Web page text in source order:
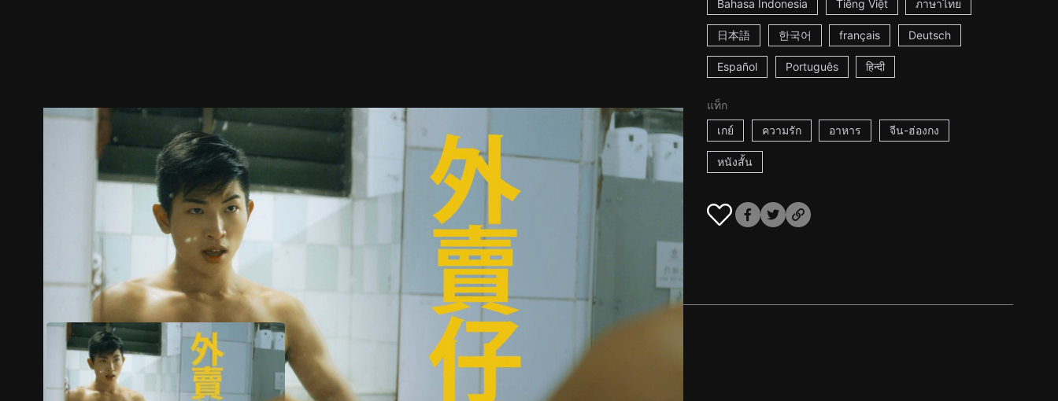
Bahasa Indonesia Tiếng Việt ภาษาไทย
日本語 한국어 français Deutsch
Español Português हिन्दी
แท็ก
เกย์
ความรัก อาหาร จีน-ฮ่องกง
หนังสั้น
ตัวอย่าง ภาพนิ่ง เนื้อหาที่แนะนำ